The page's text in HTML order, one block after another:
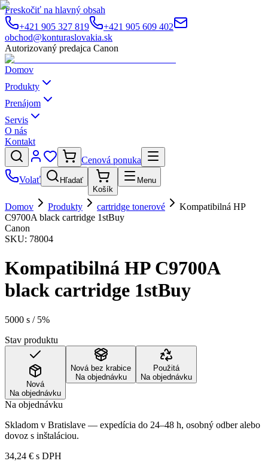
Preskočiť na hlavný obsah
+421 905 327 819
+421 905 609 402
obchod@konturaslovakia.sk
Autorizovaný predajca Canon
Domov
Produkty
Prenájom
Servis
O nás
Kontakt
Cenová ponuka
Volať
Hľadať
Košík
Menu
Domov Produkty cartridge tonerové
Kompatibilná HP
C9700A black cartridge 1stBuy
Canon
SKU: 78004
Kompatibilná HP C9700A
black cartridge 1stBuy
5000 s / 5%
Stav produktu
Nová
Na objednávku
Nová bez krabice
Na objednávku
Použitá
Na objednávku
Na objednávku
Skladom v Bratislave — expedícia do 24–48 h, osobný odber alebo
dovoz s inštaláciou.
34,24 € s DPH